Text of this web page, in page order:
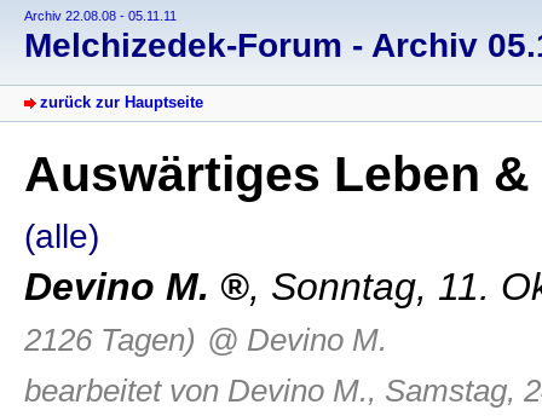
Archiv 22.08.08 - 05.11.11
Melchizedek-Forum - Archiv
zurück zur Hauptseite
Auswärtiges Leben
(alle)
Devino M. , Sonntag, 11.
2126 Tagen) @ Devino M.
bearbeitet von Devino M., Samstag,